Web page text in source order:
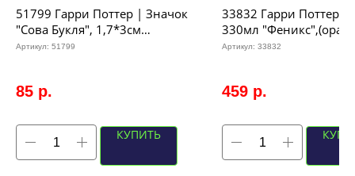
51799 Гарри Поттер | Значок
"Сова Букля", 1,7*3см
(развернуты крылья)
Артикул: 51799
85 р.
КУПИТЬ
33832 Гарри Поттер |
330мл
Артикул: 33832
459 р.